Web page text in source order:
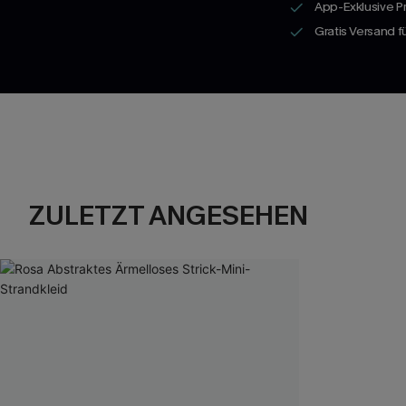
App-Exklusive
Gratis Versand
ZULETZT ANGESEHEN